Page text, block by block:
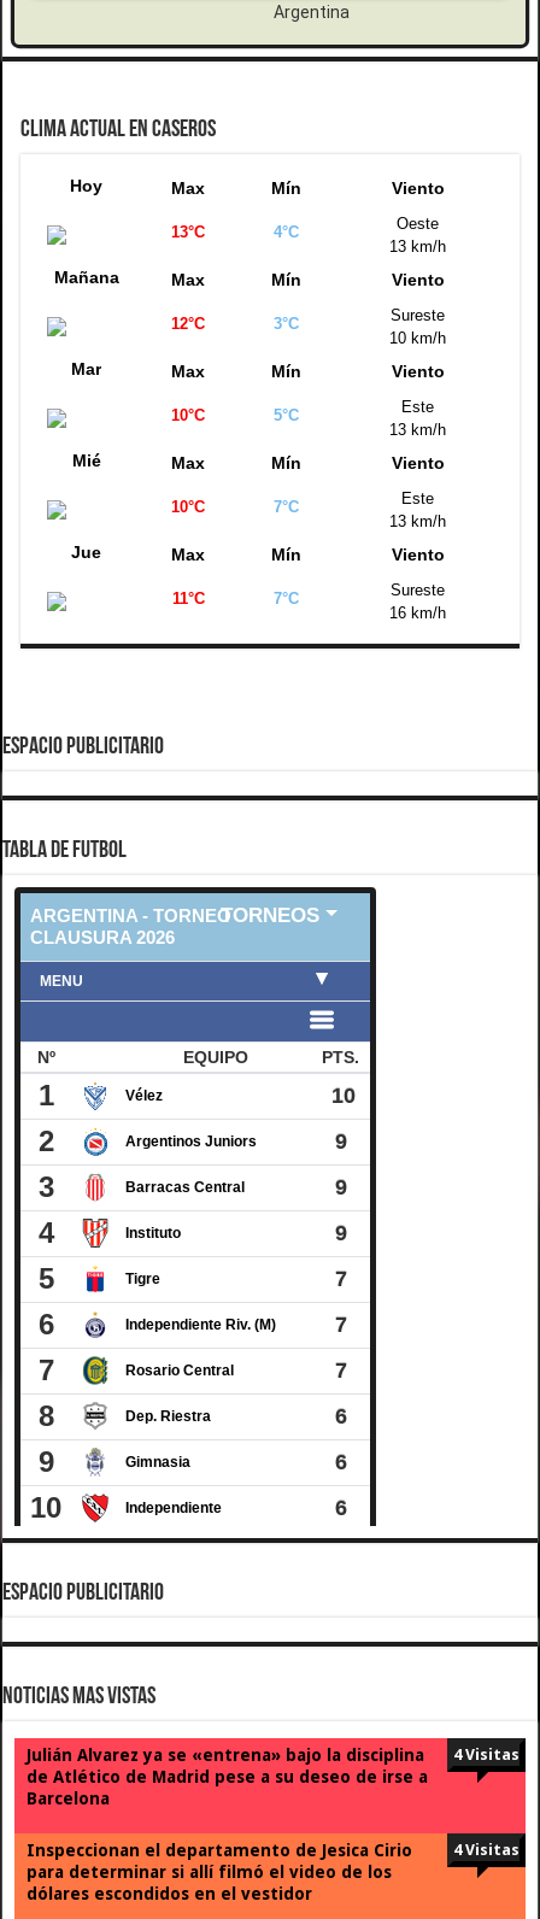
CLIMA ACTUAL EN CASEROS
Hoy Max Mín Viento
13°C 4°C
Oeste
13 km/h
Mañana Max Mín Viento
12°C 3°C
Sureste
10 km/h
Mar Max Mín Viento
10°C 5°C
Este
13 km/h
Mié Max Mín Viento
10°C 7°C
Este
13 km/h
Jue Max Mín Viento
11°C 7°C
Sureste
16 km/h
ESPACIO PUBLICITARIO
TABLA DE FUTBOL
ESPACIO PUBLICITARIO
Noticias Mas Vistas
Julián Alvarez ya se «entrena» bajo la disciplina
de Atlético de Madrid pese a su deseo de irse a
Barcelona
4 Visitas
Inspeccionan el departamento de Jesica Cirio
para determinar si allí filmó el video de los
dólares escondidos en el vestidor
4 Visitas